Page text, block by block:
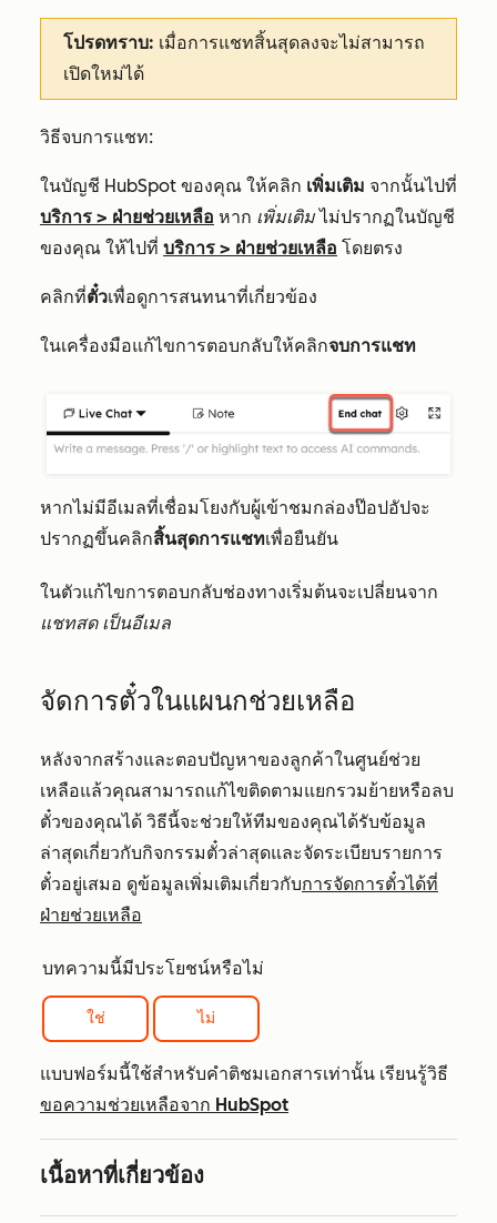
โปรดทราบ: เมื่อการแชทสิ้นสุดลงจะไม่สามารถ
เปิดใหม่ได้
วิธีจบการแชท:
ในบัญชี HubSpot ของคุณ ให้คลิก เพิ่มเติม จากนั้นไปที่
บริการ > ฝ่ายช่วยเหลือ หาก เพิ่มเติมไม่ปรากฏในบัญชี
ของคุณ ให้ไปที่ บริการ > ฝ่ายช่วยเหลือ โดยตรง
คลิกที่ตั๋วเพื่อดูการสนทนาที่เกี่ยวข้อง
ในเครื่องมือแก้ไขการตอบกลับให้คลิกจบการแชท
หากไม่มีอีเมลที่เชื่อมโยงกับผู้เข้าชมกล่องป๊อปอัปจะ
ปรากฏขึ้นคลิกสิ้นสุดการแชทเพื่อยืนยัน
ในตัวแก้ไขการตอบกลับช่องทางเริ่มต้นจะเปลี่ยนจาก
แชทสด เป็นอีเมล
จัดการตั๋วในแผนกช่วยเหลือ
หลังจากสร้างและตอบปัญหาของลูกค้าในศูนย์ช่วย
เหลือแล้วคุณสามารถแก้ไขติดตามแยกรวมย้ายหรือลบ
ตั๋วของคุณได้ วิธีนี้จะช่วยให้ทีมของคุณได้รับข้อมูล
ล่าสุดเกี่ยวกับกิจกรรมตั๋วล่าสุดและจัดระเบียบรายการ
ตั๋วอยู่เสมอ ดูข้อมูลเพิ่มเติมเกี่ยวกับการจัดการตั๋วได้ที่
ฝ่ายช่วยเหลือ
บทความนี้มีประโยชน์หรือไม่
ใช่ ไม่
แบบฟอร์มนี้ใช้สำหรับคำติชมเอกสารเท่านั้น เรียนรู้วิธี
ขอความช่วยเหลือจาก HubSpot
เนื้อหาที่เกี่ยวข้อง